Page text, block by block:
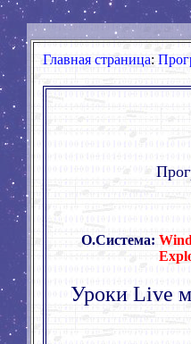
Главная страница:
О.Система:
Уроки Live